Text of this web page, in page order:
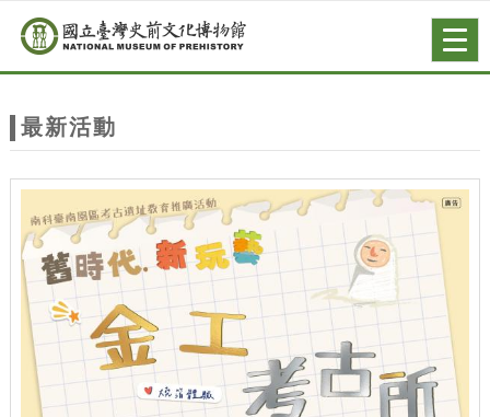
站
主
題
跳到主要內容
網站導覽
最新活動